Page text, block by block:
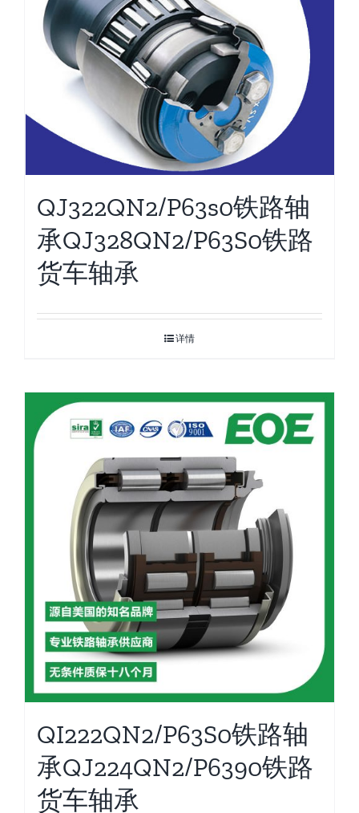
QJ322QN2/P63s0铁路轴
承QJ328QN2/P63S0铁路
货车轴承
详情
QI222QN2/P63S0铁路轴
承QJ224QN2/P6390铁路
货车轴承